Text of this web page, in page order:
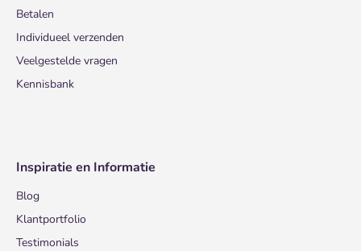
Betalen
Individueel verzenden
Veelgestelde vragen
Kennisbank
Inspiratie en Informatie
Blog
Klantportfolio
Testimonials